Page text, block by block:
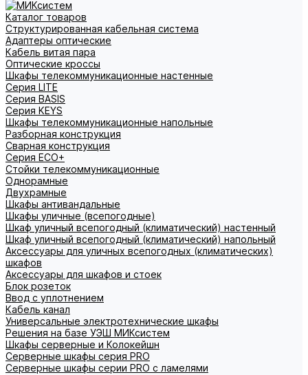
Каталог товаров
Структурированная кабельная система
Адаптеры оптические
Кабель витая пара
Оптические кроссы
Шкафы телекоммуникационные настенные
Cерия LITE
Cерия BASIS
Cерия KEYS
Шкафы телекоммуникационные напольные
Разборная конструкция
Сварная конструкция
Серия ECO+
Стойки телекоммуникационные
Однорамные
Двухрамные
Шкафы антивандальные
Шкафы уличные (всепогодные)
Шкаф уличный всепогодный (климатический) настенный
Шкаф уличный всепогодный (климатический) напольный
Аксессуары для уличных всепогодных (климатических)
шкафов
Аксессуары для шкафов и стоек
Блок розеток
Ввод с уплотнением
Кабель канал
Универсальные электротехнические шкафы
Решения на базе УЭШ МИКсистем
Шкафы серверные и Колокейшн
Серверные шкафы серия PRO
Серверные шкафы серии PRO с ламелями